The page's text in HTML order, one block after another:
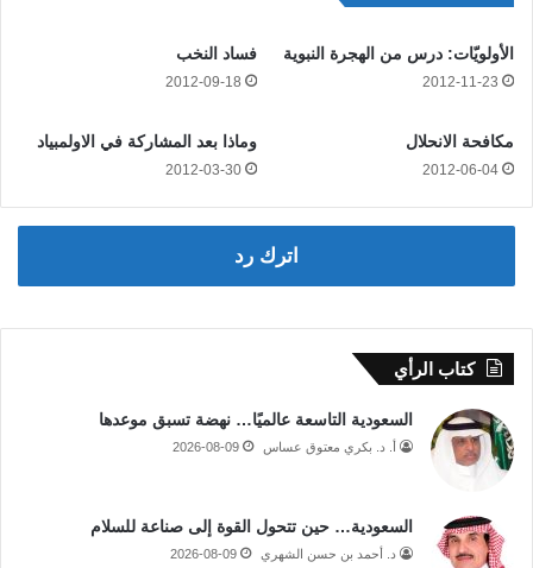
الأولويّات: درس من الهجرة النبوية
2012-11-23
فساد النخب
2012-09-18
مكافحة الانحلال
2012-06-04
وماذا بعد المشاركة في الاولمبياد
2012-03-30
اترك رد
كتاب الرأي
السعودية التاسعة عالميًا… نهضة تسبق موعدها
أ. د. بكري معتوق عساس 2026-08-09
السعودية… حين تتحول القوة إلى صناعة للسلام
د. أحمد بن حسن الشهري 2026-08-09